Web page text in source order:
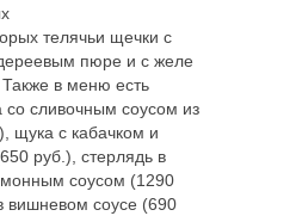
телячьи щечки с
пюре и с желе
в меню есть
со сливочным соусом из
щука с кабачком и
руб.), стерлядь в
соусом (1290
вишневом соусе (690